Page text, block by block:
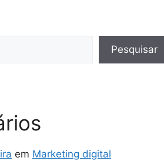
Pesquisar
em Marketing digital